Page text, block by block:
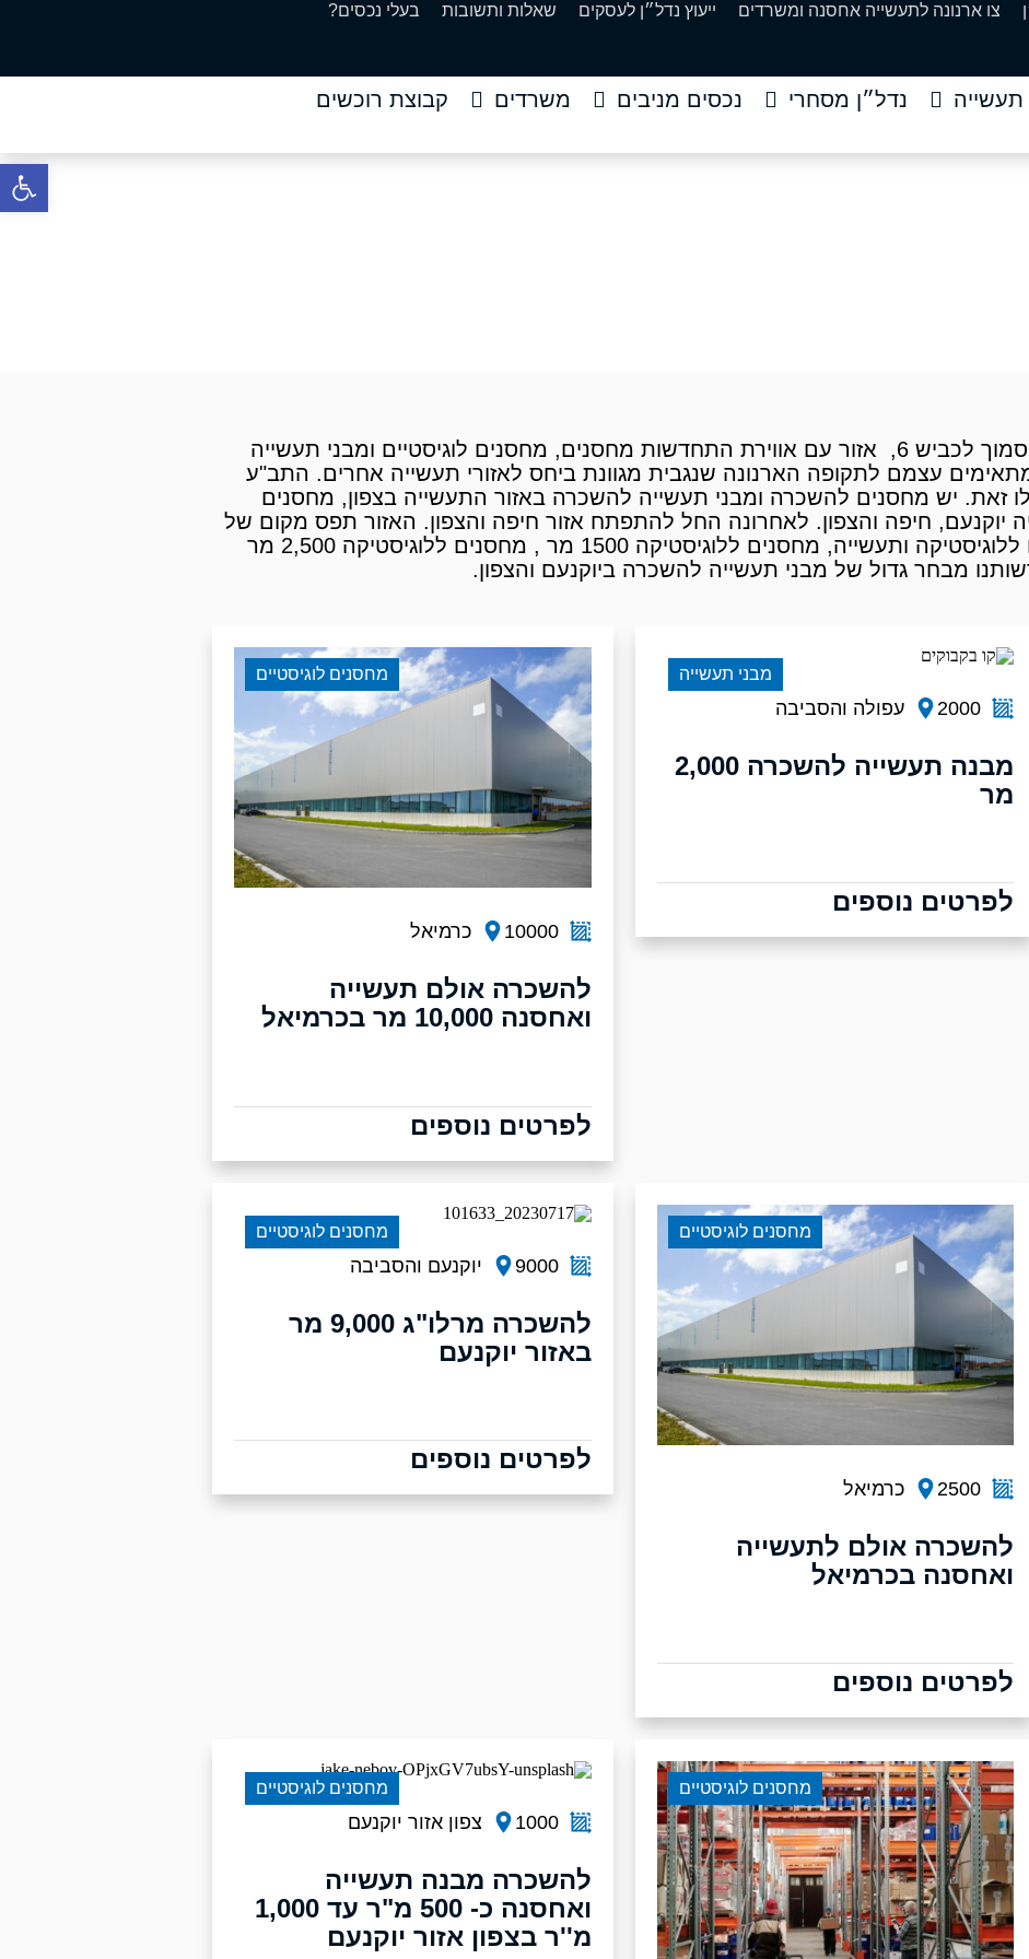
צו ארנונה לתעשייה אחסנה ומשרדים ייעוץ נדל״ן לעסקים שאלות ותשובות
בעלי נכסים?
תעשייה נדל״ן מסחרי נכסים מניבים משרדים קבוצת רוכשים
מבנה תעשייה להשכרה בחיפה, יוקנעם והצפון, סמוך לכביש 6, אזור עם אווירת התחדשות מחסנים, מחסנים לוגיסטיים ומבני תעשייה
עצמם לתקופה הארנונה שנגבית מגוונת ביחס לאזורי תעשייה אחרים. התב"ע
זאת. יש מחסנים להשכרה ומבני תעשייה להשכרה באזור התעשייה בצפון, מחסנים
יוקנעם, חיפה והצפון. לאחרונה החל להתפתח אזור חיפה והצפון. האזור תפס מקום של
והשכירה מבנים ללוגיסטיקה ותעשייה, מחסנים ללוגיסטיקה 1500 מר , מחסנים ללוגיסטיקה 2,500 מר
2000 עפולה והסביבה
מבנה תעשייה להשכרה 2,000
מר
לפרטים נוספים
מבני תעשייה
10000 כרמיאל
להשכרה אולם תעשייה
ואחסנה 10,000 מר בכרמיאל
לפרטים נוספים
מחסנים לוגיסטיים
2500 כרמיאל
להשכרה אולם לתעשייה
ואחסנה בכרמיאל
לפרטים נוספים
מחסנים לוגיסטיים
9000 יוקנעם והסביבה
להשכרה מרלו"ג 9,000 מר
באזור יוקנעם
לפרטים נוספים
מחסנים לוגיסטיים
מחסנים לוגיסטיים
1000 צפון אזור יוקנעם
להשכרה מבנה תעשייה
ואחסנה כ- 500 מ"ר עד 1,000
מ''ר בצפון אזור יוקנעם
מחסנים לוגיסטיים
פתח